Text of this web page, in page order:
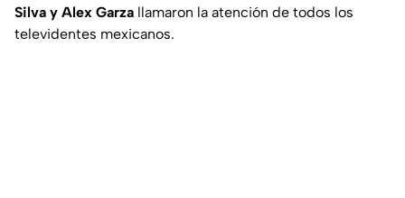
Silva y Alex Garza llamaron la atención de todos los
televidentes mexicanos.